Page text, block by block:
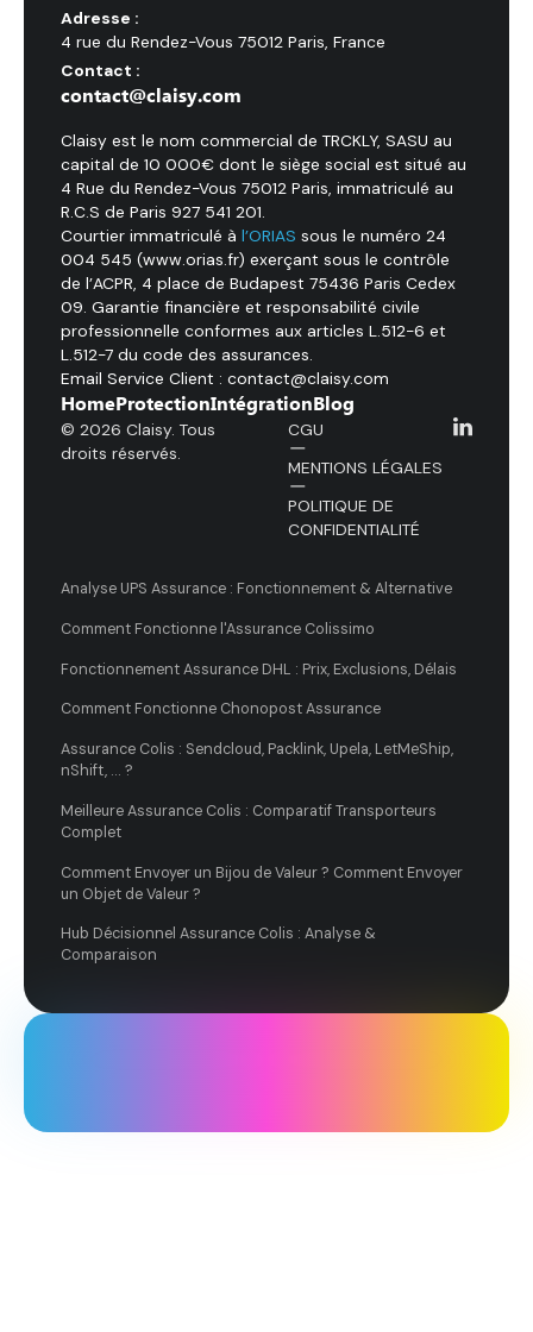
Adresse :
4 rue du Rendez-Vous 75012 Paris, France
Contact :
contact@claisy.com
Claisy est le nom commercial de TRCKLY, SASU au
capital de 10 000€ dont le siège social est situé au
4 Rue du Rendez-Vous 75012 Paris, immatriculé au
R.C.S de Paris 927 541 201.
Courtier immatriculé àl’ORIASsous le numéro 24
004 545 (www.orias.fr) exerçant sous le contrôle
de l’ACPR, 4 place de Budapest 75436 Paris Cedex
09. Garantie financière et responsabilité civile
professionnelle conformes aux articles L.512-6 et
L.512-7 du code des assurances.
Email Service Client : contact@claisy.com
HomeProtectionIntégrationBlog
© 2026 Claisy. Tous
droits réservés.
CGU
MENTIONS LÉGALES
POLITIQUE DE
CONFIDENTIALITÉ
Analyse UPS Assurance : Fonctionnement & Alternative
Comment Fonctionne l'Assurance Colissimo
Fonctionnement Assurance DHL : Prix, Exclusions, Délais
Comment Fonctionne Chonopost Assurance
Assurance Colis : Sendcloud, Packlink, Upela, LetMeShip,
nShift, ... ?
Meilleure Assurance Colis : Comparatif Transporteurs
Complet
Comment Envoyer un Bijou de Valeur ? Comment Envoyer
un Objet de Valeur ?
Hub Décisionnel Assurance Colis : Analyse &
Comparaison